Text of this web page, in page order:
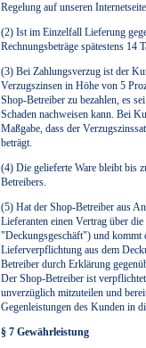
Regelung auf unseren
(2) Ist im Einzelfall Lieferung
Rechnungsbeträge spätestens 14
(3) Bei Zahlungsverzug ist der
Verzugszinsen in Höhe von 5
Shop-Betreiber zu bezahlen, es
Schaden nachweisen kann. Bei
Maßgabe, dass der
beträgt.
(4) Die gelieferte Ware bleibt bis
Betreibers.
(5) Hat der Shop-Betreiber aus
Lieferanten einen Vertrag über
"Deckungsgeschäft") und kommt
Lieferverpflichtung aus dem
Betreiber durch Erklärung
Der Shop-Betreiber ist
unverzüglich mitzuteilen und
Gegenleistungen des Kunden in
§ 7 Gewährleistung